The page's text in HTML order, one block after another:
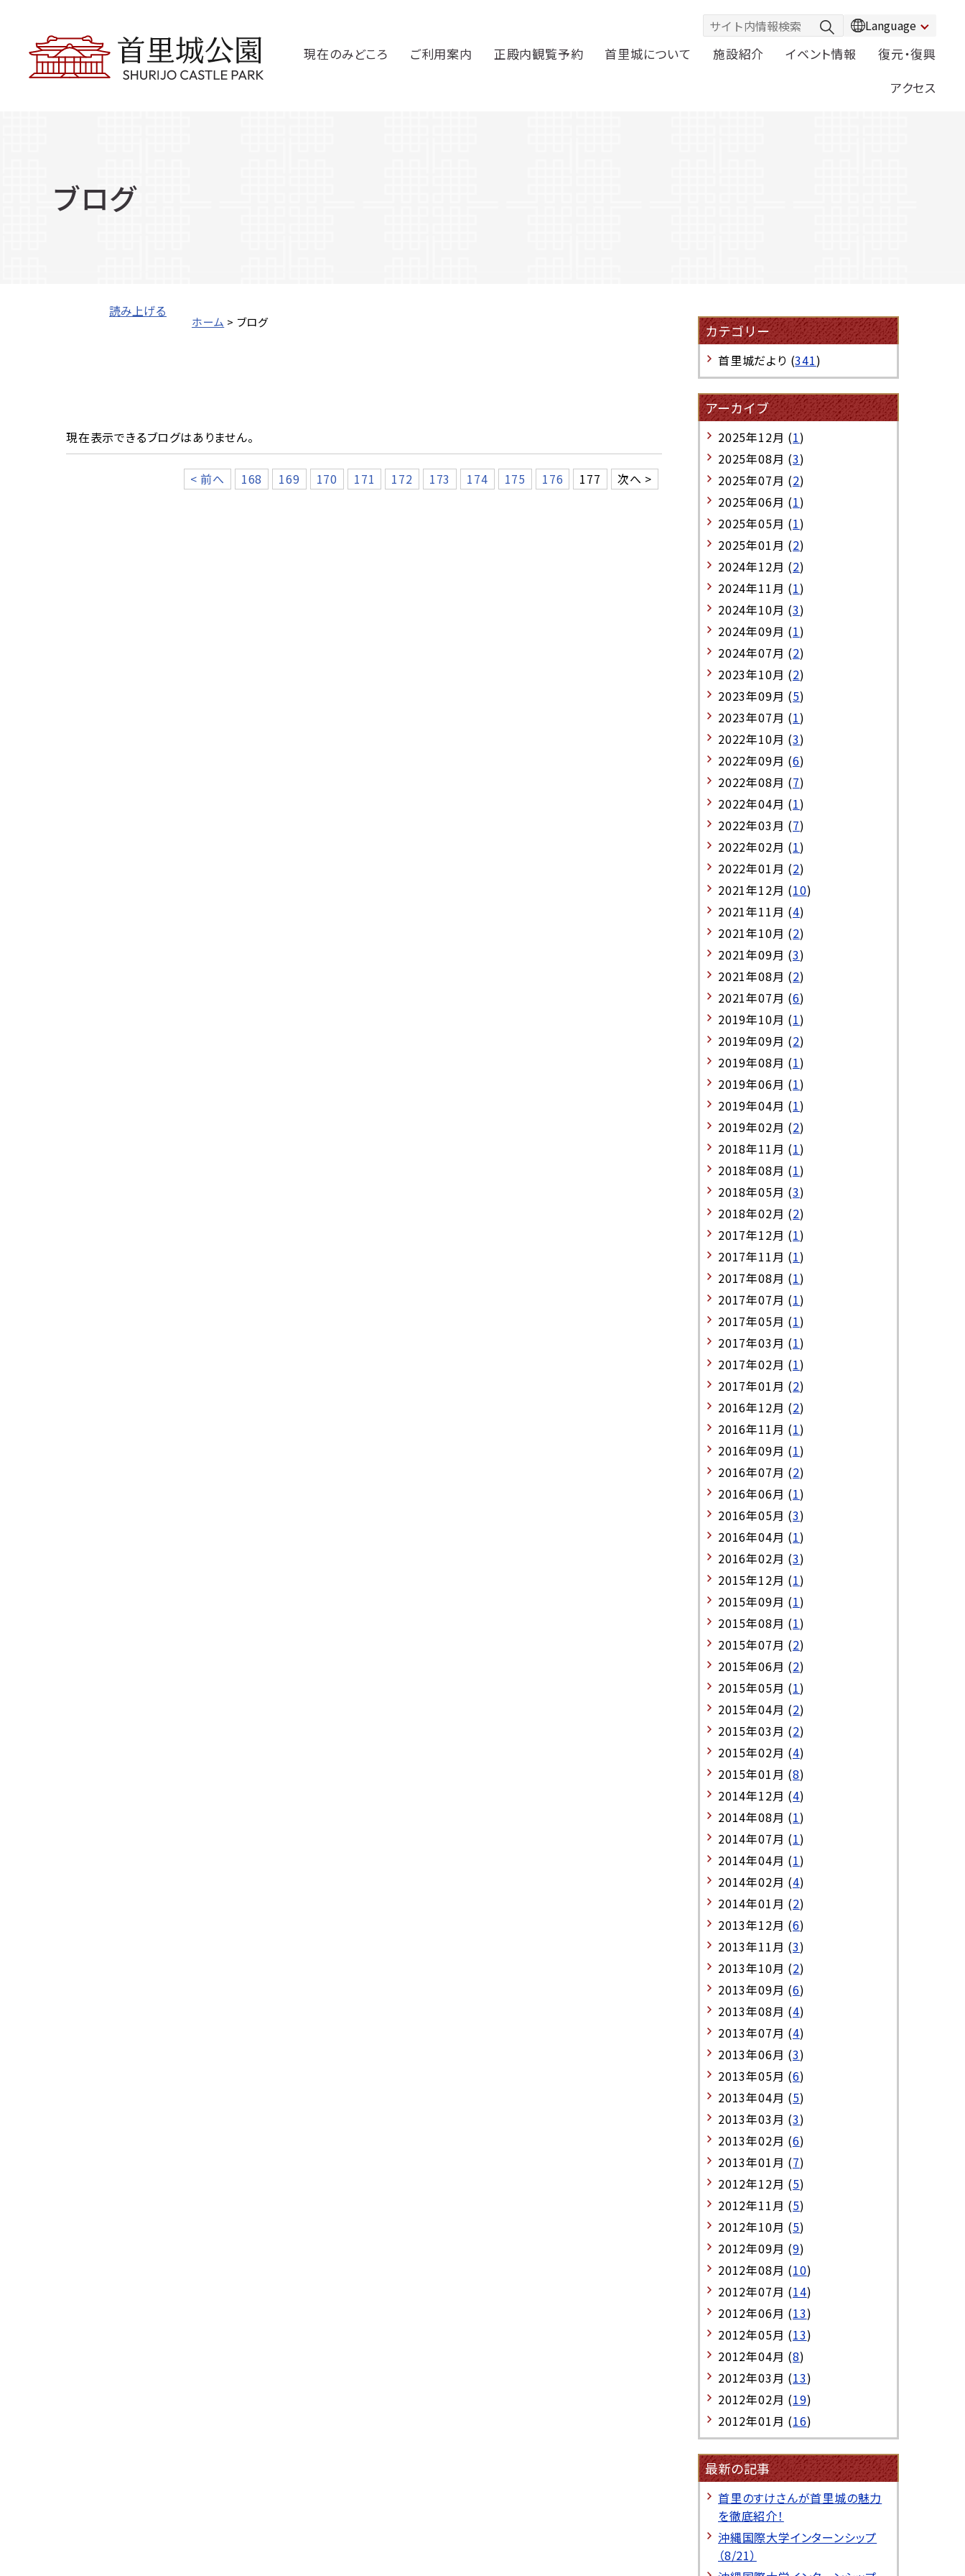
Language
現在のみどころ ご利用案内 正殿内観覧予約 首里城について 施設紹介 イベント情報
復元・復興
アクセス
ブログ
ホーム > ブログ
読み上げる
現在表示できるブログはありません。
< 前へ 168 169 170 171 172 173 174 175 176 177 次へ >
カテゴリー
首里城だより (341)
アーカイブ
2025年12月 (1)
2025年08月 (3)
2025年07月 (2)
2025年06月 (1)
2025年05月 (1)
2025年01月 (2)
2024年12月 (2)
2024年11月 (1)
2024年10月 (3)
2024年09月 (1)
2024年07月 (2)
2023年10月 (2)
2023年09月 (5)
2023年07月 (1)
2022年10月 (3)
2022年09月 (6)
2022年08月 (7)
2022年04月 (1)
2022年03月 (7)
2022年02月 (1)
2022年01月 (2)
2021年12月 (10)
2021年11月 (4)
2021年10月 (2)
2021年09月 (3)
2021年08月 (2)
2021年07月 (6)
2019年10月 (1)
2019年09月 (2)
2019年08月 (1)
2019年06月 (1)
2019年04月 (1)
2019年02月 (2)
2018年11月 (1)
2018年08月 (1)
2018年05月 (3)
2018年02月 (2)
2017年12月 (1)
2017年11月 (1)
2017年08月 (1)
2017年07月 (1)
2017年05月 (1)
2017年03月 (1)
2017年02月 (1)
2017年01月 (2)
2016年12月 (2)
2016年11月 (1)
2016年09月 (1)
2016年07月 (2)
2016年06月 (1)
2016年05月 (3)
2016年04月 (1)
2016年02月 (3)
2015年12月 (1)
2015年09月 (1)
2015年08月 (1)
2015年07月 (2)
2015年06月 (2)
2015年05月 (1)
2015年04月 (2)
2015年03月 (2)
2015年02月 (4)
2015年01月 (8)
2014年12月 (4)
2014年08月 (1)
2014年07月 (1)
2014年04月 (1)
2014年02月 (4)
2014年01月 (2)
2013年12月 (6)
2013年11月 (3)
2013年10月 (2)
2013年09月 (6)
2013年08月 (4)
2013年07月 (4)
2013年06月 (3)
2013年05月 (6)
2013年04月 (5)
2013年03月 (3)
2013年02月 (6)
2013年01月 (7)
2012年12月 (5)
2012年11月 (5)
2012年10月 (5)
2012年09月 (9)
2012年08月 (10)
2012年07月 (14)
2012年06月 (13)
2012年05月 (13)
2012年04月 (8)
2012年03月 (13)
2012年02月 (19)
2012年01月 (16)
最新の記事
首里のすけさんが首里城の魅力
を徹底紹介！
沖縄国際大学インターンシップ
（8/21）